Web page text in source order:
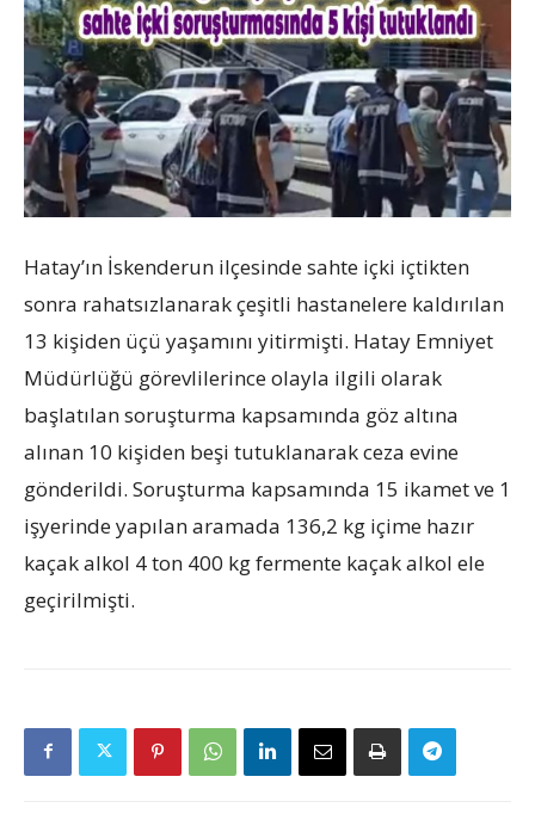
Hatay’ın İskenderun ilçesinde sahte içki içtikten
sonra rahatsızlanarak çeşitli hastanelere kaldırılan
13 kişiden üçü yaşamını yitirmişti. Hatay Emniyet
Müdürlüğü görevlilerince olayla ilgili olarak
başlatılan soruşturma kapsamında göz altına
alınan 10 kişiden beşi tutuklanarak ceza evine
gönderildi. Soruşturma kapsamında 15 ikamet ve 1
işyerinde yapılan aramada 136,2 kg içime hazır
kaçak alkol 4 ton 400 kg fermente kaçak alkol ele
geçirilmişti.